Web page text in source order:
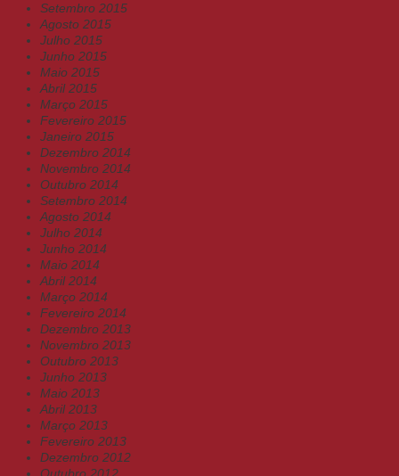
Setembro 2015
Agosto 2015
Julho 2015
Junho 2015
Maio 2015
Abril 2015
Março 2015
Fevereiro 2015
Janeiro 2015
Dezembro 2014
Novembro 2014
Outubro 2014
Setembro 2014
Agosto 2014
Julho 2014
Junho 2014
Maio 2014
Abril 2014
Março 2014
Fevereiro 2014
Dezembro 2013
Novembro 2013
Outubro 2013
Junho 2013
Maio 2013
Abril 2013
Março 2013
Fevereiro 2013
Dezembro 2012